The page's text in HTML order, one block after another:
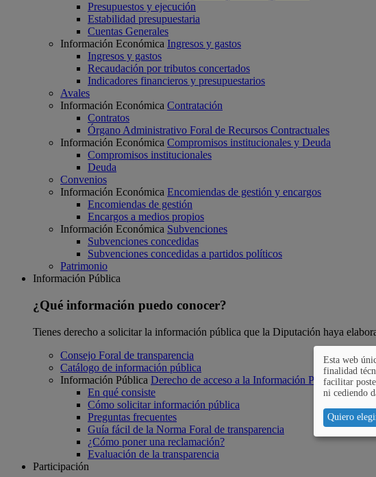
Presupuestos y ejecución
Estabilidad presupuestaria
Cuentas Generales
Información Económica Ingresos y gastos
Ingresos y gastos
Recaudación por tributos concertados
Indicadores financieros y presupuestarios
Avales
Información Económica Contratación
Contratos
Órgano Administrativo Foral de Recursos Contractuales
Información Económica Compromisos institucionales y Deuda
Compromisos institucionales
Deuda
Convenios
Información Económica Encomiendas de gestión y encargos
Encomiendas de gestión
Encargos a medios propios
Información Económica Subvenciones
Subvenciones concedidas
Subvenciones concedidas a partidos políticos
Patrimonio
Información Pública
¿Qué información puedo conocer?
Tienes derecho a solicitar la información pública que la Diputación haya
Consejo Foral de transparencia
Catálogo de información pública
Información Pública Derecho de acceso a la Información Pública
En qué consiste
Cómo solicitar información pública
Preguntas frecuentes
Guía fácil de la Norma Foral de transparencia
¿Cómo poner una reclamación?
Evaluación de la transparencia
Participación
Esta web
finalidad
facilitar
ni cediendo
Quiero